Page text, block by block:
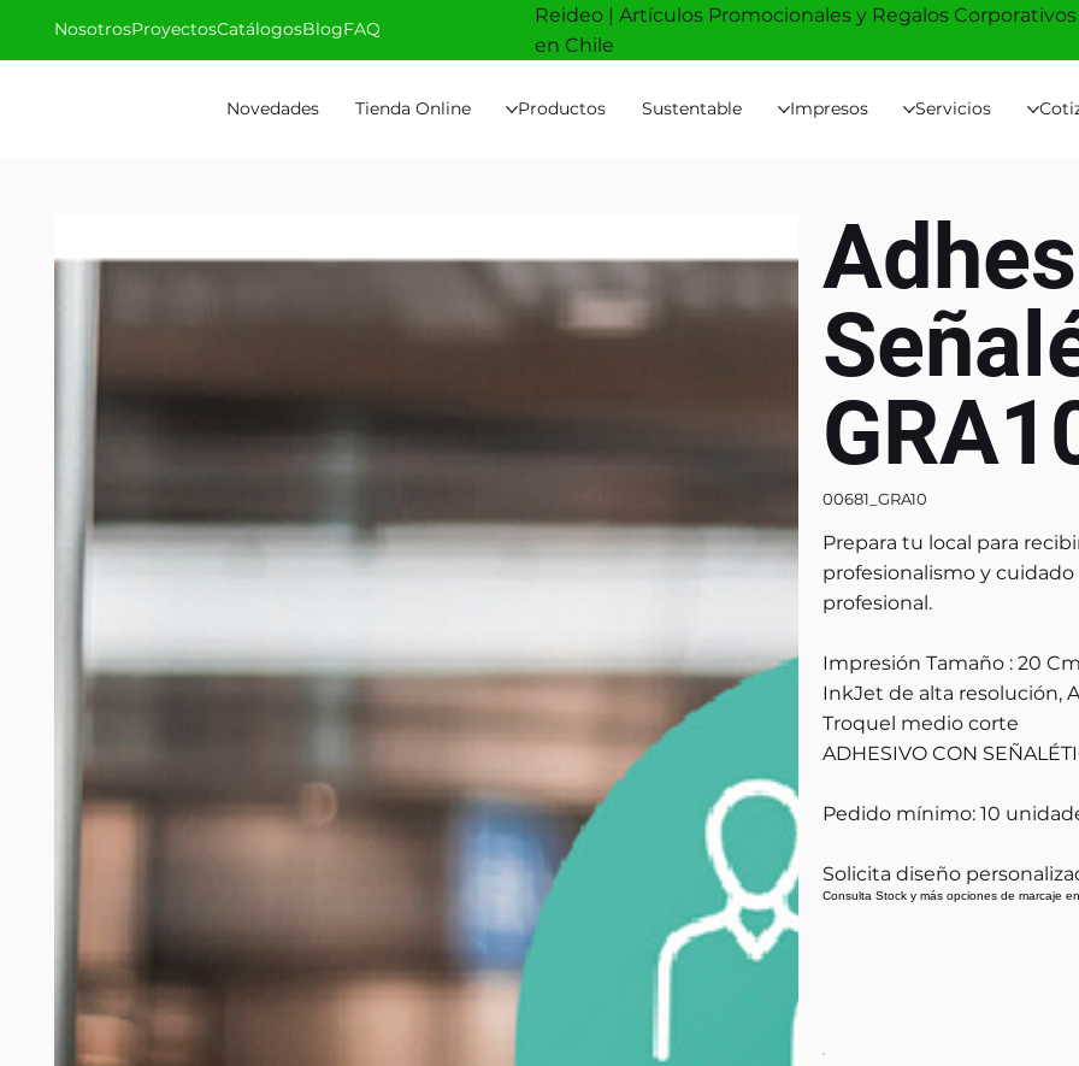
Novedades Tienda Online Productos Sustentable Impresos Servicios
NosotrosProyectosCatálogosBlogFAQ
Reideo | Artículos Promocionales y Regalos Corporativos
en Chile
00681_GRA10
Prepara tu local para
profesionalismo y
profesional.
Impresión Tamaño : 20
InkJet de alta resolución,
Troquel medio corte
ADHESIVO CON
Pedido mínimo: 10
Solicita diseño
Consulta Stock y más opciones de marcaje